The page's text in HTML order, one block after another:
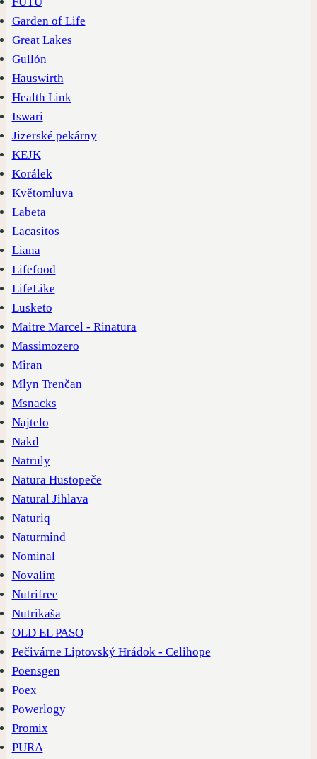
Garden of Life
Great Lakes
Gullón
Hauswirth
Health Link
Iswari
Jizerské pekárny
KEJK
Korálek
Květomluva
Labeta
Lacasitos
Liana
Lifefood
LifeLike
Lusketo
Maitre Marcel - Rinatura
Massimozero
Miran
Mlyn Trenčan
Msnacks
Najtelo
Nakd
Natruly
Natura Hustopeče
Natural Jihlava
Naturiq
Naturmind
Nominal
Novalim
Nutrifree
Nutrikaša
OLD EL PASO
Pečivárne Liptovský Hrádok - Celihope
Poensgen
Poex
Powerlogy
Promix
PURA